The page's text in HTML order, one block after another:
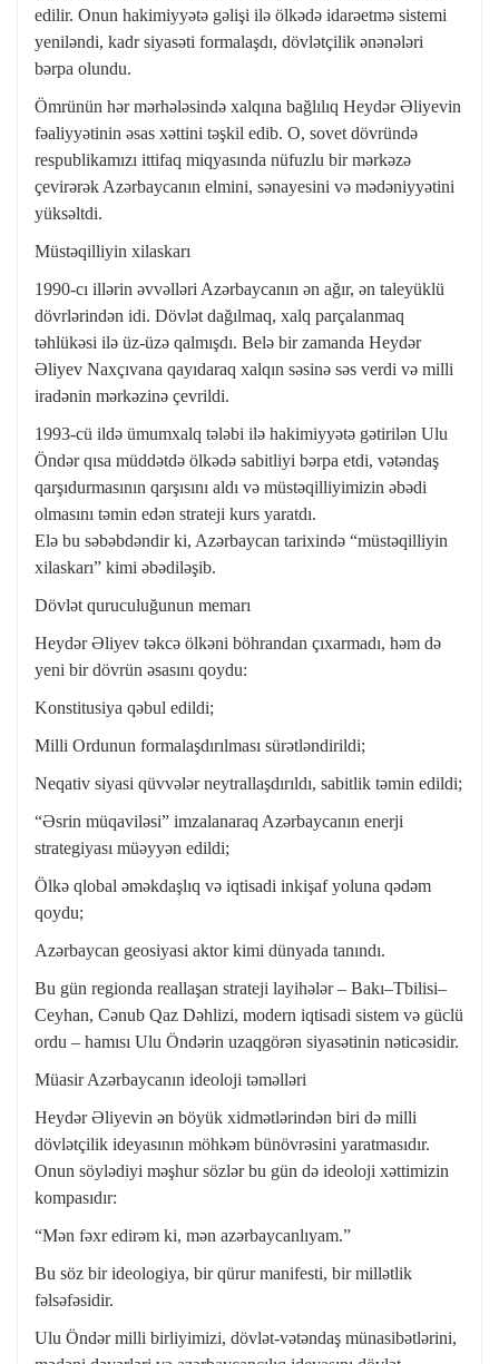
edilir. Onun hakimiyyətə gəlişi ilə ölkədə idarəetmə sistemi
yeniləndi, kadr siyasəti formalaşdı, dövlətçilik ənənələri
bərpa olundu.
Ömrünün hər mərhələsində xalqına bağlılıq Heydər Əliyevin
fəaliyyətinin əsas xəttini təşkil edib. O, sovet dövründə
respublikamızı ittifaq miqyasında nüfuzlu bir mərkəzə
çevirərək Azərbaycanın elmini, sənayesini və mədəniyyətini
yüksəltdi.
Müstəqilliyin xilaskarı
1990-cı illərin əvvəlləri Azərbaycanın ən ağır, ən taleyüklü
dövrlərindən idi. Dövlət dağılmaq, xalq parçalanmaq
təhlükəsi ilə üz-üzə qalmışdı. Belə bir zamanda Heydər
Əliyev Naxçıvana qayıdaraq xalqın səsinə səs verdi və milli
iradənin mərkəzinə çevrildi.
1993-cü ildə ümumxalq tələbi ilə hakimiyyətə gətirilən Ulu
Öndər qısa müddətdə ölkədə sabitliyi bərpa etdi, vətəndaş
qarşıdurmasının qarşısını aldı və müstəqilliyimizin əbədi
olmasını təmin edən strateji kurs yaratdı.
Elə bu səbəbdəndir ki, Azərbaycan tarixində “müstəqilliyin
xilaskarı” kimi əbədiləşib.
Dövlət quruculuğunun memarı
Heydər Əliyev təkcə ölkəni böhrandan çıxarmadı, həm də
yeni bir dövrün əsasını qoydu:
Konstitusiya qəbul edildi;
Milli Ordunun formalaşdırılması sürətləndirildi;
Neqativ siyasi qüvvələr neytrallaşdırıldı, sabitlik təmin edildi;
“Əsrin müqaviləsi” imzalanaraq Azərbaycanın enerji
strategiyası müəyyən edildi;
Ölkə qlobal əməkdaşlıq və iqtisadi inkişaf yoluna qədəm
qoydu;
Azərbaycan geosiyasi aktor kimi dünyada tanındı.
Bu gün regionda reallaşan strateji layihələr – Bakı–Tbilisi–
Ceyhan, Cənub Qaz Dəhlizi, modern iqtisadi sistem və güclü
ordu – hamısı Ulu Öndərin uzaqgörən siyasətinin nəticəsidir.
Müasir Azərbaycanın ideoloji təməlləri
Heydər Əliyevin ən böyük xidmətlərindən biri də milli
dövlətçilik ideyasının möhkəm bünövrəsini yaratmasıdır.
Onun söylədiyi məşhur sözlər bu gün də ideoloji xəttimizin
kompasıdır:
“Mən fəxr edirəm ki, mən azərbaycanlıyam.”
Bu söz bir ideologiya, bir qürur manifesti, bir millətlik
fəlsəfəsidir.
Ulu Öndər milli birliyimizi, dövlət-vətəndaş münasibətlərini,